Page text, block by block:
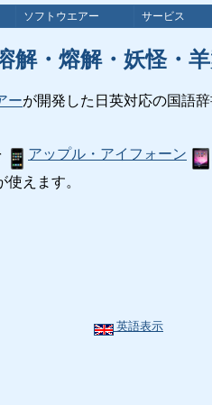
ソフトウエアー サービス
解・熔解・妖怪・
ーが開発した日英対応の国語
アップル・アイフォーン
えます。
英語表示